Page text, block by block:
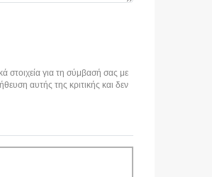
στοιχεία για τη σύμβασή σας με
αυτής της κριτικής και δεν